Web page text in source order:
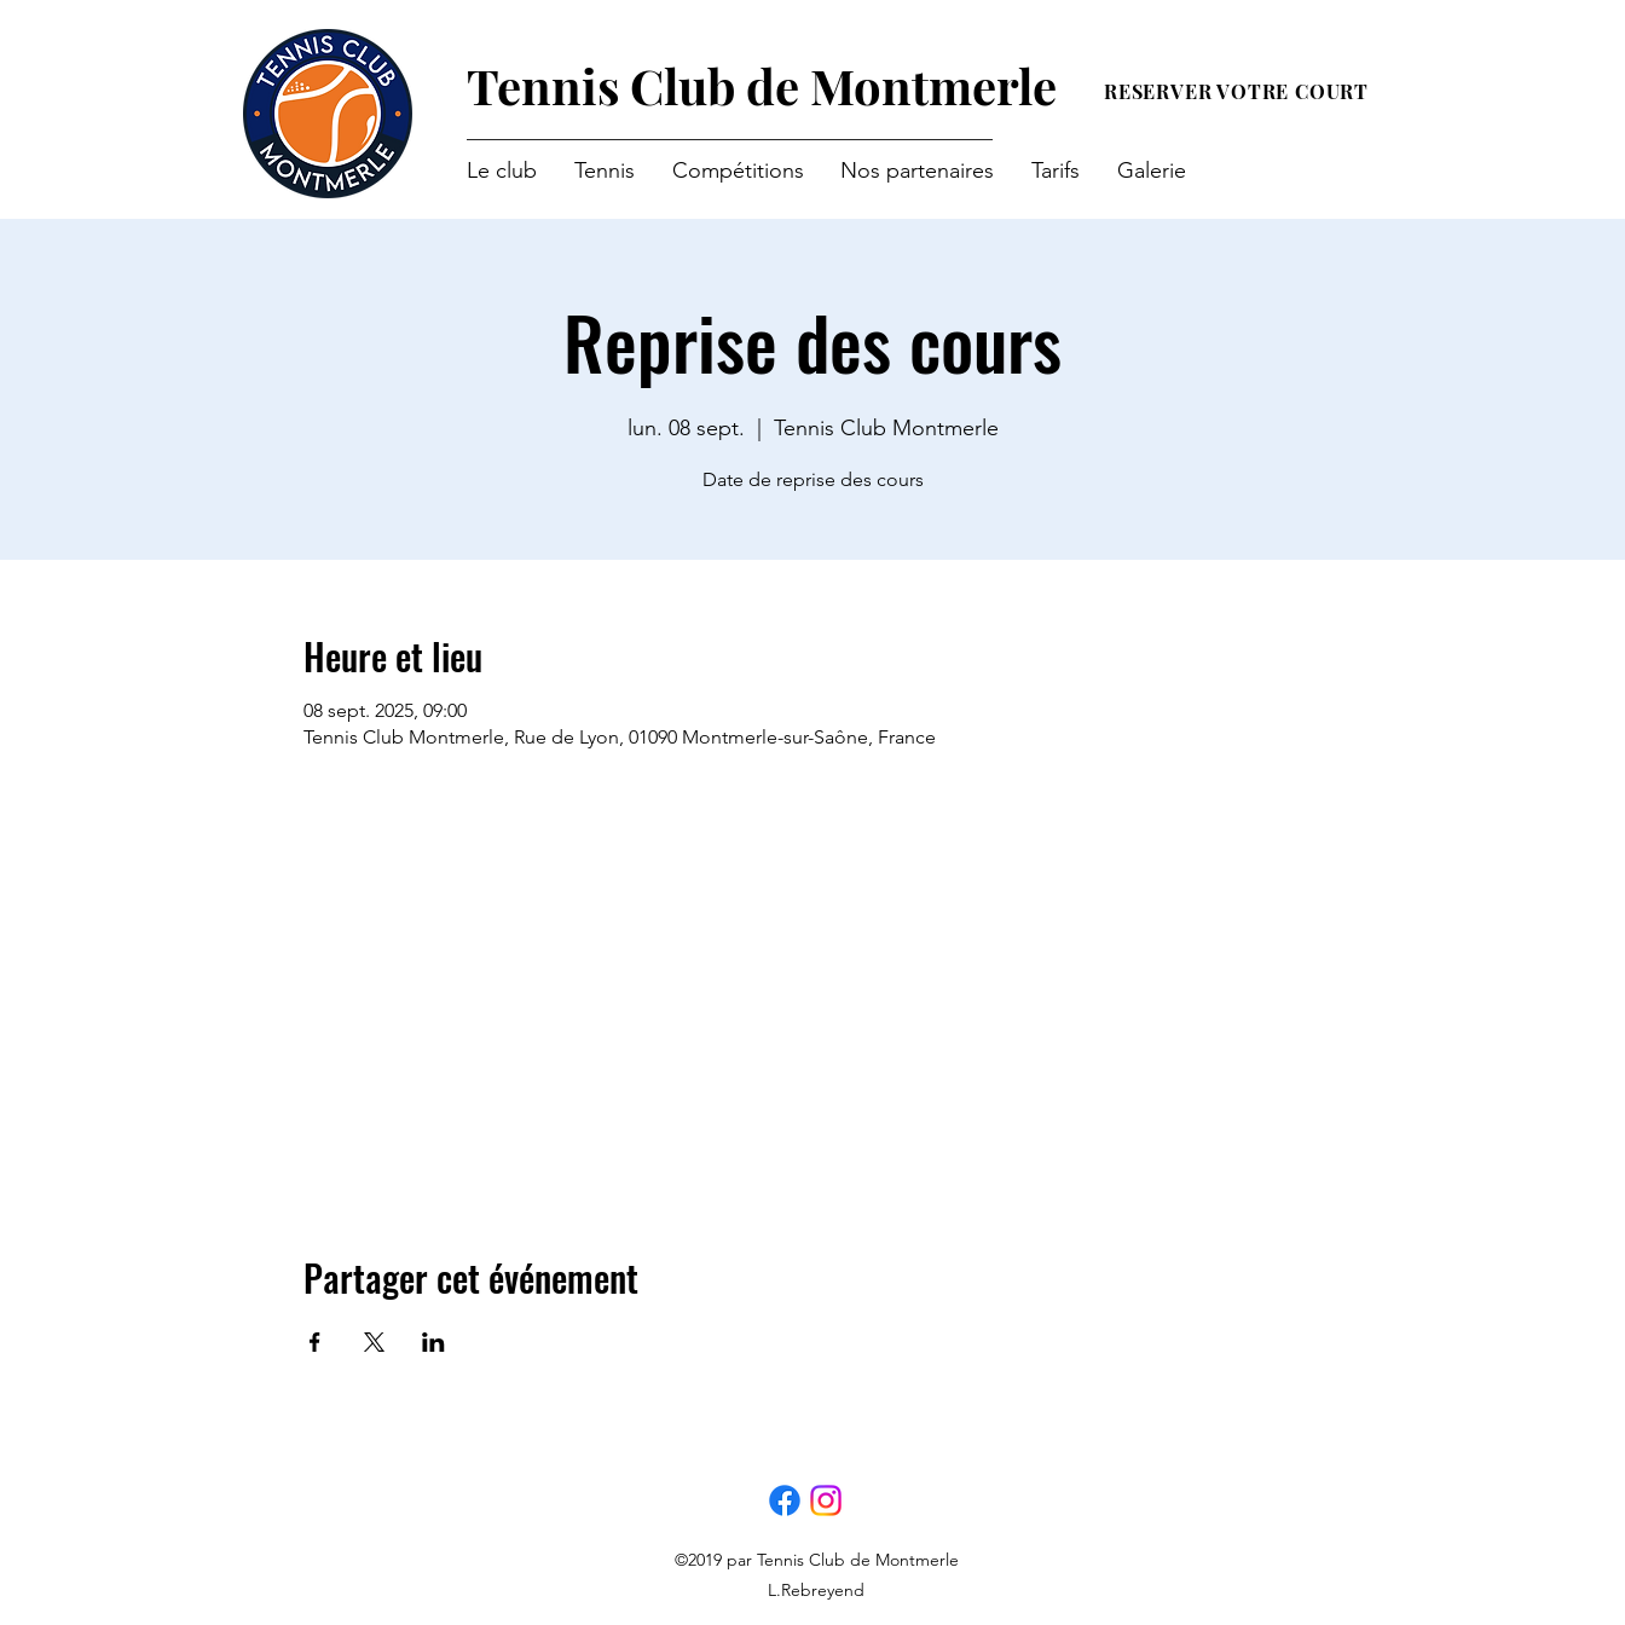
Tennis Club de Montmerle RESERVER VOTRE COURT
Le club Tennis Compétitions Nos partenaires Tarifs Galerie
Reprise des cours
lun. 08 sept. Tennis Club Montmerle
Date de reprise des cours
Heure et lieu
08 sept. 2025, 09:00
Tennis Club Montmerle, Rue de Lyon, 01090 Montmerle-sur-Saône, France
Partager cet événement
©2019 par Tennis Club de Montmerle
L.Rebreyend